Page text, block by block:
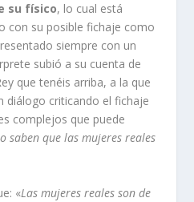
su físico, lo cual está
con su posible fichaje como
siempre con un
subió a su cuenta de
que tenéis arriba, a la que
diálogo criticando el fichaje
complejos que puede
saben que las mujeres reales
«Las mujeres reales son de